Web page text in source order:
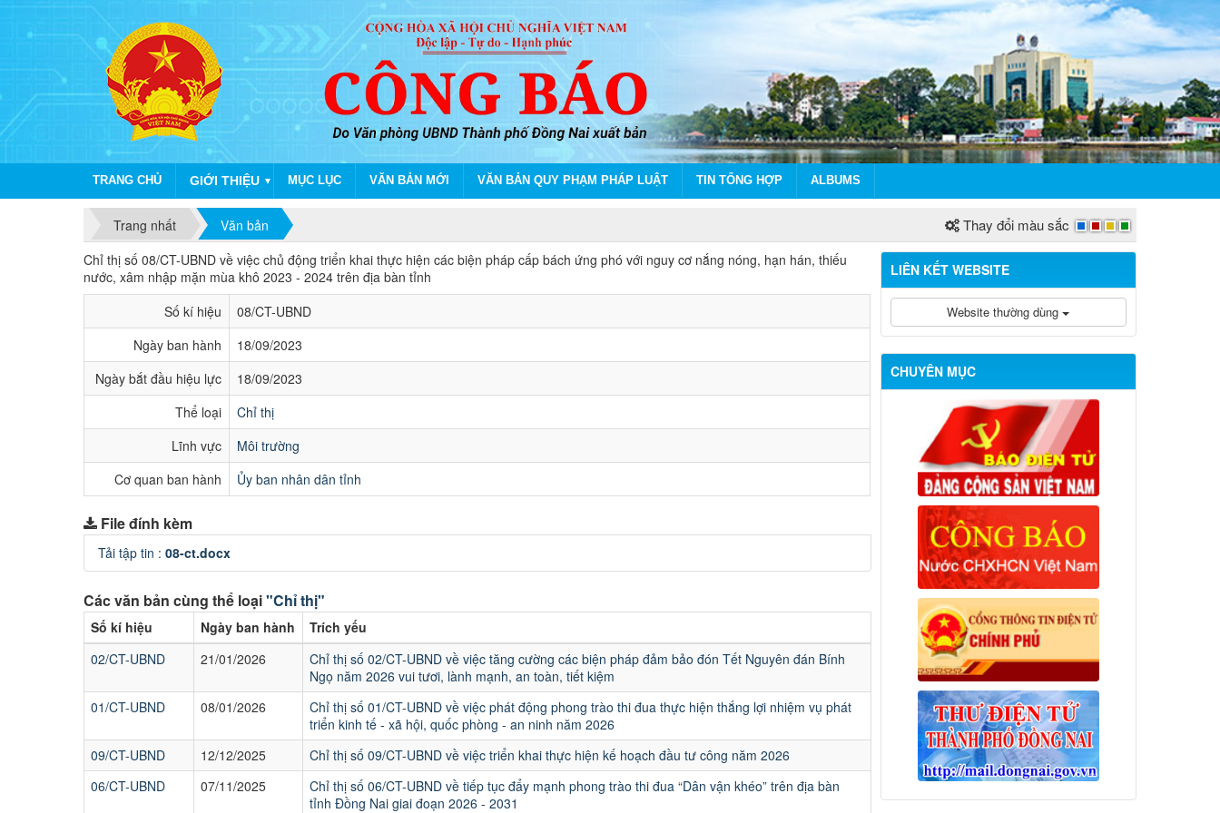
TRANG CHỦ GIỚI THIỆU ▼ MỤC LỤC VĂN BẢN MỚI VĂN BẢN QUY PHẠM PHÁP LUẬT TIN TỔNG HỢP ALBUMS
Trang nhất Văn bản Thay đổi màu sắc
Chỉ thị số 08/CT-UBND của Ủy ban nhân dân tỉnh
Chỉ thị số 08/CT-UBND về việc chủ động triển khai thực hiện các biện pháp cấp bách ứng phó với nguy cơ nắng nóng, hạn hán, thiếu
nước, xâm nhập mặn mùa khô 2023 - 2024 trên địa bàn tỉnh
Số kí hiệu
08/CT-UBND
Ngày ban hành
18/09/2023
Ngày bắt đầu hiệu lực
18/09/2023
Thể loại
Chỉ thị
Lĩnh vực
Môi trường
Cơ quan ban hành
Ủy ban nhân dân tỉnh
File đính kèm
Tải tập tin : 08-ct.docx
Các văn bản cùng thể loại"Chỉ thị"
Số kí hiệu Ngày ban hành
Trích yếu
02/CT-UBND
21/01/2026
Chỉ thị số 02/CT-UBND về việc tăng cường các biện pháp đảm bảo đón Tết Nguyên đán Bính
Ngọ năm 2026 vui tươi, lành mạnh, an toàn, tiết kiệm
01/CT-UBND
08/01/2026
Chỉ thị số 01/CT-UBND về việc phát động phong trào thi đua thực hiện thắng lợi nhiệm vụ phát
triển kinh tế - xã hội, quốc phòng - an ninh năm 2026
09/CT-UBND
12/12/2025
Chỉ thị số 09/CT-UBND về việc triển khai thực hiện kế hoạch đầu tư công năm 2026
06/CT-UBND
07/11/2025
Chỉ thị số 06/CT-UBND về tiếp tục đẩy mạnh phong trào thi đua “Dân vận khéo” trên địa bàn
tỉnh Đồng Nai giai đoạn 2026 - 2031
LIÊN KẾT WEBSITE
Website thường dùng
CHUYÊN MỤC